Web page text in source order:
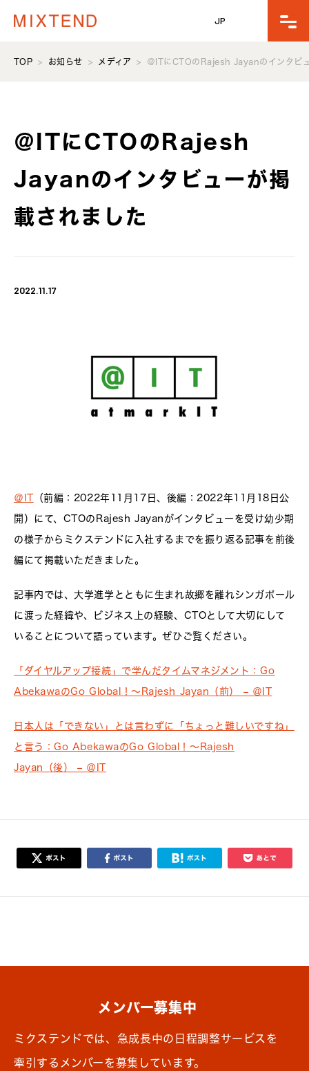
JP
TOP お知らせ メディア ＠ITにCTOのRajesh Jayanのインタビ
＠ITにCTOのRajesh
Jayanのインタビューが掲
載されました
2022.11.17
＠IT （前編：2022年11月17日、後編：2022年11月18日公
開）にて、CTOのRajesh Jayanがインタビューを受け幼少期
の様子からミクステンドに入社するまでを振り返る記事を前後
編にて掲載いただきました。
記事内では、大学進学とともに生まれ故郷を離れシンガポール
に渡った経緯や、ビジネス上の経験、CTOとして大切にして
いることについて語っています。ぜひご覧ください。
「ダイヤルアップ接続」で学んだタイムマネジメント：Go
AbekawaのGo Global！～Rajesh Jayan（前） – ＠IT
日本人は「できない」とは言わずに「ちょっと難しいですね」
と言う：Go AbekawaのGo Global！～Rajesh
Jayan（後） – ＠IT
メンバー募集中
ミクステンドでは、急成長中の日程調整サービスを
牽引するメンバーを募集しています。